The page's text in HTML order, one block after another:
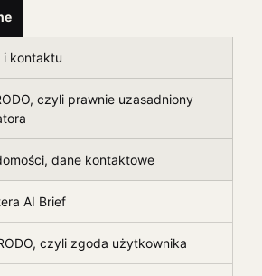
i kontaktu
czyli prawnie uzasadniony
dane kontaktowe
AI Brief
czyli zgoda użytkownika